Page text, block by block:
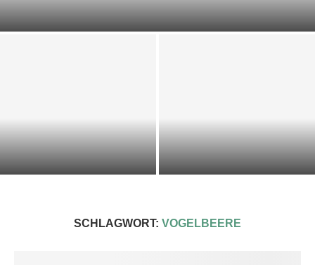
SCHLAGWORT: VOGELBEERE